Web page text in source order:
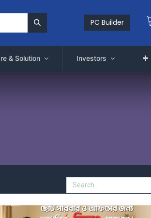
PC Builder
& Solution Investors